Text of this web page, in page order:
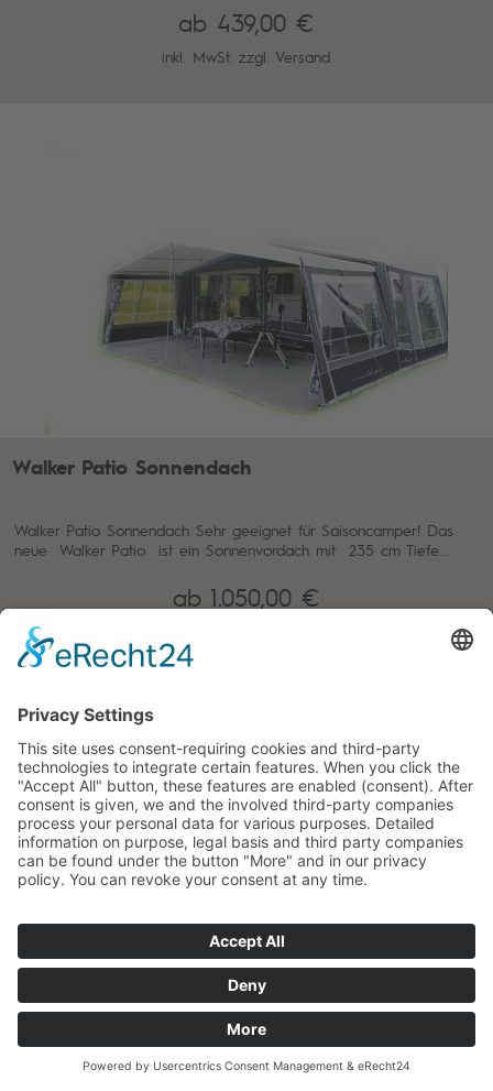
ab 439,00 €
inkl. MwSt. zzgl. Versand
Walker Patio Sonnendach
Walker Patio Sonnendach Sehr geeignet für Saisoncamper! Das
neue Walker Patio ist ein Sonnenvordach mit 235 cm Tiefe...
ab 1.050,00 €
Walker Weekender 240 Sonnendach